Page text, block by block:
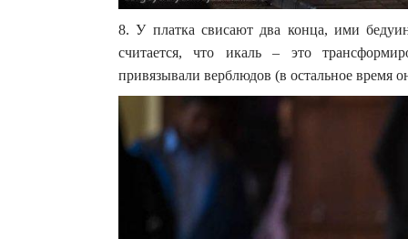
8. У платка свисают два конца, ими
считается, что икаль – это
привязывали верблюдов (в остальное время